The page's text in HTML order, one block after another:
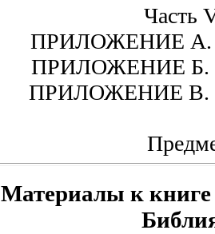
Часть
ПРИЛОЖЕНИЕ A.
ПРИЛОЖЕНИЕ Б.
ПРИЛОЖЕНИЕ В.
Материалы к книге